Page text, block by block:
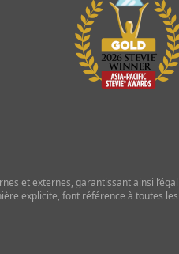
et externes, garantissant ainsi
explicite, font référence à toutes